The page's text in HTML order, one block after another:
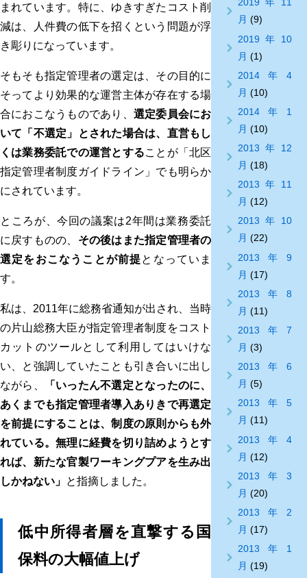
まれています。特に、ゆきすぎたコスト削
減は、人件費の低下を招くという問題が浮
き彫りになっています。
そもそも指定管理者の選定は、その目的に
そってより効果的な運営主体が存在する場
合におこなうものであり、 選定委員会にお
いて「不選定」とされた場合は、直営もし
くは業務委託での運営とすることが「北区
指定管理者制度ガイドライン」でも明らか
にされています。
ところが、今回の議案は2年間は業務委託
に戻すものの、 その後はまた指定管理者の
選定をおこなうことが前提となっていま
す。
私は、2011年に総務省通知が出され、当時
の片山総務大臣が指定管理者制度をコスト
カットのツールとして利用してはいけな
い、と強調していたことも引き合いに出し
ながら、
「いったん不選定となったのに、
あくまでも指定管理者導入ありきで再選定
を前提にすることは、制度の原則からも外
れている。無理に経費を切り詰めようとす
れば、新たな官製ワーキングプアを生み出
しかねない」 と指摘しました。
低中所得者層を直撃する国
保料の大幅値上げ
2019年11
月 (9)
2019年10
月 (1)
2014年4
月 (10)
2014年1
月 (10)
2013年12
月 (18)
2013年11
月 (12)
2013年10
月 (22)
2013年9
月 (17)
2013年8
月 (11)
2013年7
月 (3)
2013年6
月 (5)
2013年5
月 (11)
2013年4
月 (12)
2013年3
月 (20)
2013年2
月 (17)
2013年1
月 (19)